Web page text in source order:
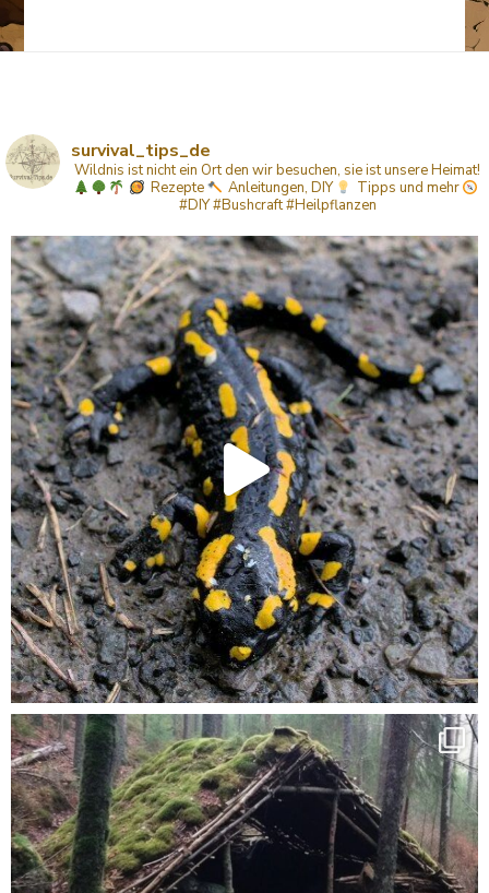
survival_tips_de
Wildnis ist nicht ein Ort den wir besuchen, sie ist unsere Heimat!
Rezepte
Anleitungen, DIY Tipps und mehr
#DIY #Bushcraft #Heilpflanzen